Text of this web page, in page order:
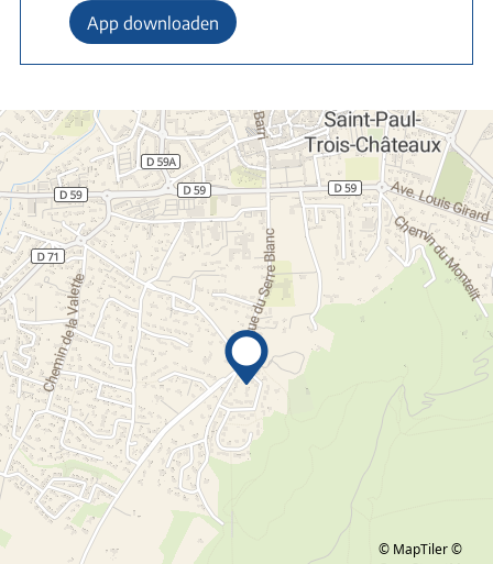
App downloaden
© MapTiler ©